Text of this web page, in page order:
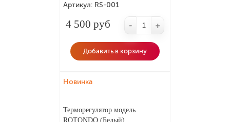
Артикул: RS-001
4 500 руб - +
Добавить в корзину
Новинка
Терморегулятор модель
ROTONDO (Белый)